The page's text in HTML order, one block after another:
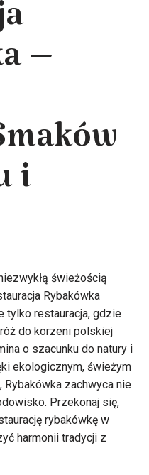
–
i
świeżością
Rybakówka
tylko restauracja, gdzie
do korzeni polskiej
o szacunku do natury i
ekologicznym, świeżym
Rybakówka zachwyca nie
Przekonaj się,
rybakówkę w
harmonii tradycji z